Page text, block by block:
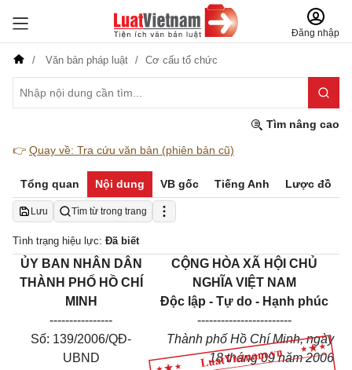
Đăng nhập
Văn bản pháp luật Cơ cấu tổ chức
Tìm nâng cao
👉 Quay về: Tra cứu văn bản (phiên bản cũ)
Tổng quan Nội dung VB gốc Tiếng Anh Lược đồ
Lưu Tìm từ trong trang
Tình trạng hiệu lực: Đã biết
ỦY BAN NHÂN DÂN
THÀNH PHỐ HỒ CHÍ
MINH
----------------
Số: 139/2006/QĐ-
UBND
CỘNG HÒA XÃ HỘI CHỦ
NGHĨA VIỆT NAM
Độc lập - Tự do - Hạnh phúc
------------------------
Thành phố Hồ Chí Minh, ngày
18 tháng 09 năm 2006